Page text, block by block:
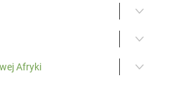
Afryki